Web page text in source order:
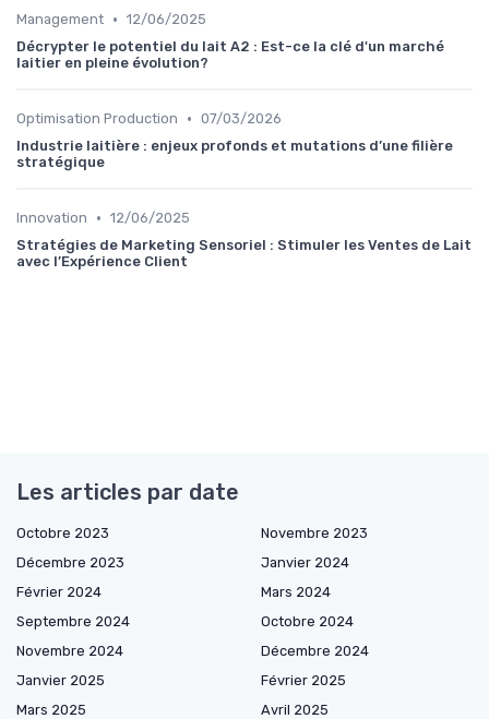
Management • 12/06/2025
Décrypter le potentiel du lait A2 : Est-ce la clé d'un marché
laitier en pleine évolution?
Optimisation Production • 07/03/2026
Industrie laitière : enjeux profonds et mutations d’une filière
stratégique
Innovation • 12/06/2025
Stratégies de Marketing Sensoriel : Stimuler les Ventes de Lait
avec l’Expérience Client
Les articles par date
Octobre 2023
Novembre 2023
Décembre 2023
Janvier 2024
Février 2024
Mars 2024
Septembre 2024
Octobre 2024
Novembre 2024
Décembre 2024
Janvier 2025
Février 2025
Mars 2025
Avril 2025